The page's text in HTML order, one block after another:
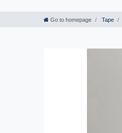
Go to homepage Tape